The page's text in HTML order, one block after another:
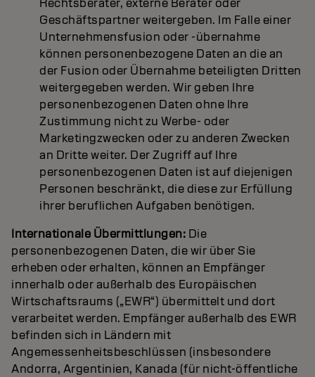
Rechtsberater, externe Berater oder
Geschäftspartner weitergeben. Im Falle einer
Unternehmensfusion oder -übernahme
können personenbezogene Daten an die an
der Fusion oder Übernahme beteiligten Dritten
weitergegeben werden. Wir geben Ihre
personenbezogenen Daten ohne Ihre
Zustimmung nicht zu Werbe- oder
Marketingzwecken oder zu anderen Zwecken
an Dritte weiter. Der Zugriff auf Ihre
personenbezogenen Daten ist auf diejenigen
Personen beschränkt, die diese zur Erfüllung
ihrer beruflichen Aufgaben benötigen.
Internationale Übermittlungen: Die
personenbezogenen Daten, die wir über Sie
erheben oder erhalten, können an Empfänger
innerhalb oder außerhalb des Europäischen
Wirtschaftsraums („EWR“) übermittelt und dort
verarbeitet werden. Empfänger außerhalb des EWR
befinden sich in Ländern mit
Angemessenheitsbeschlüssen (insbesondere
Andorra, Argentinien, Kanada (für nicht-öffentliche